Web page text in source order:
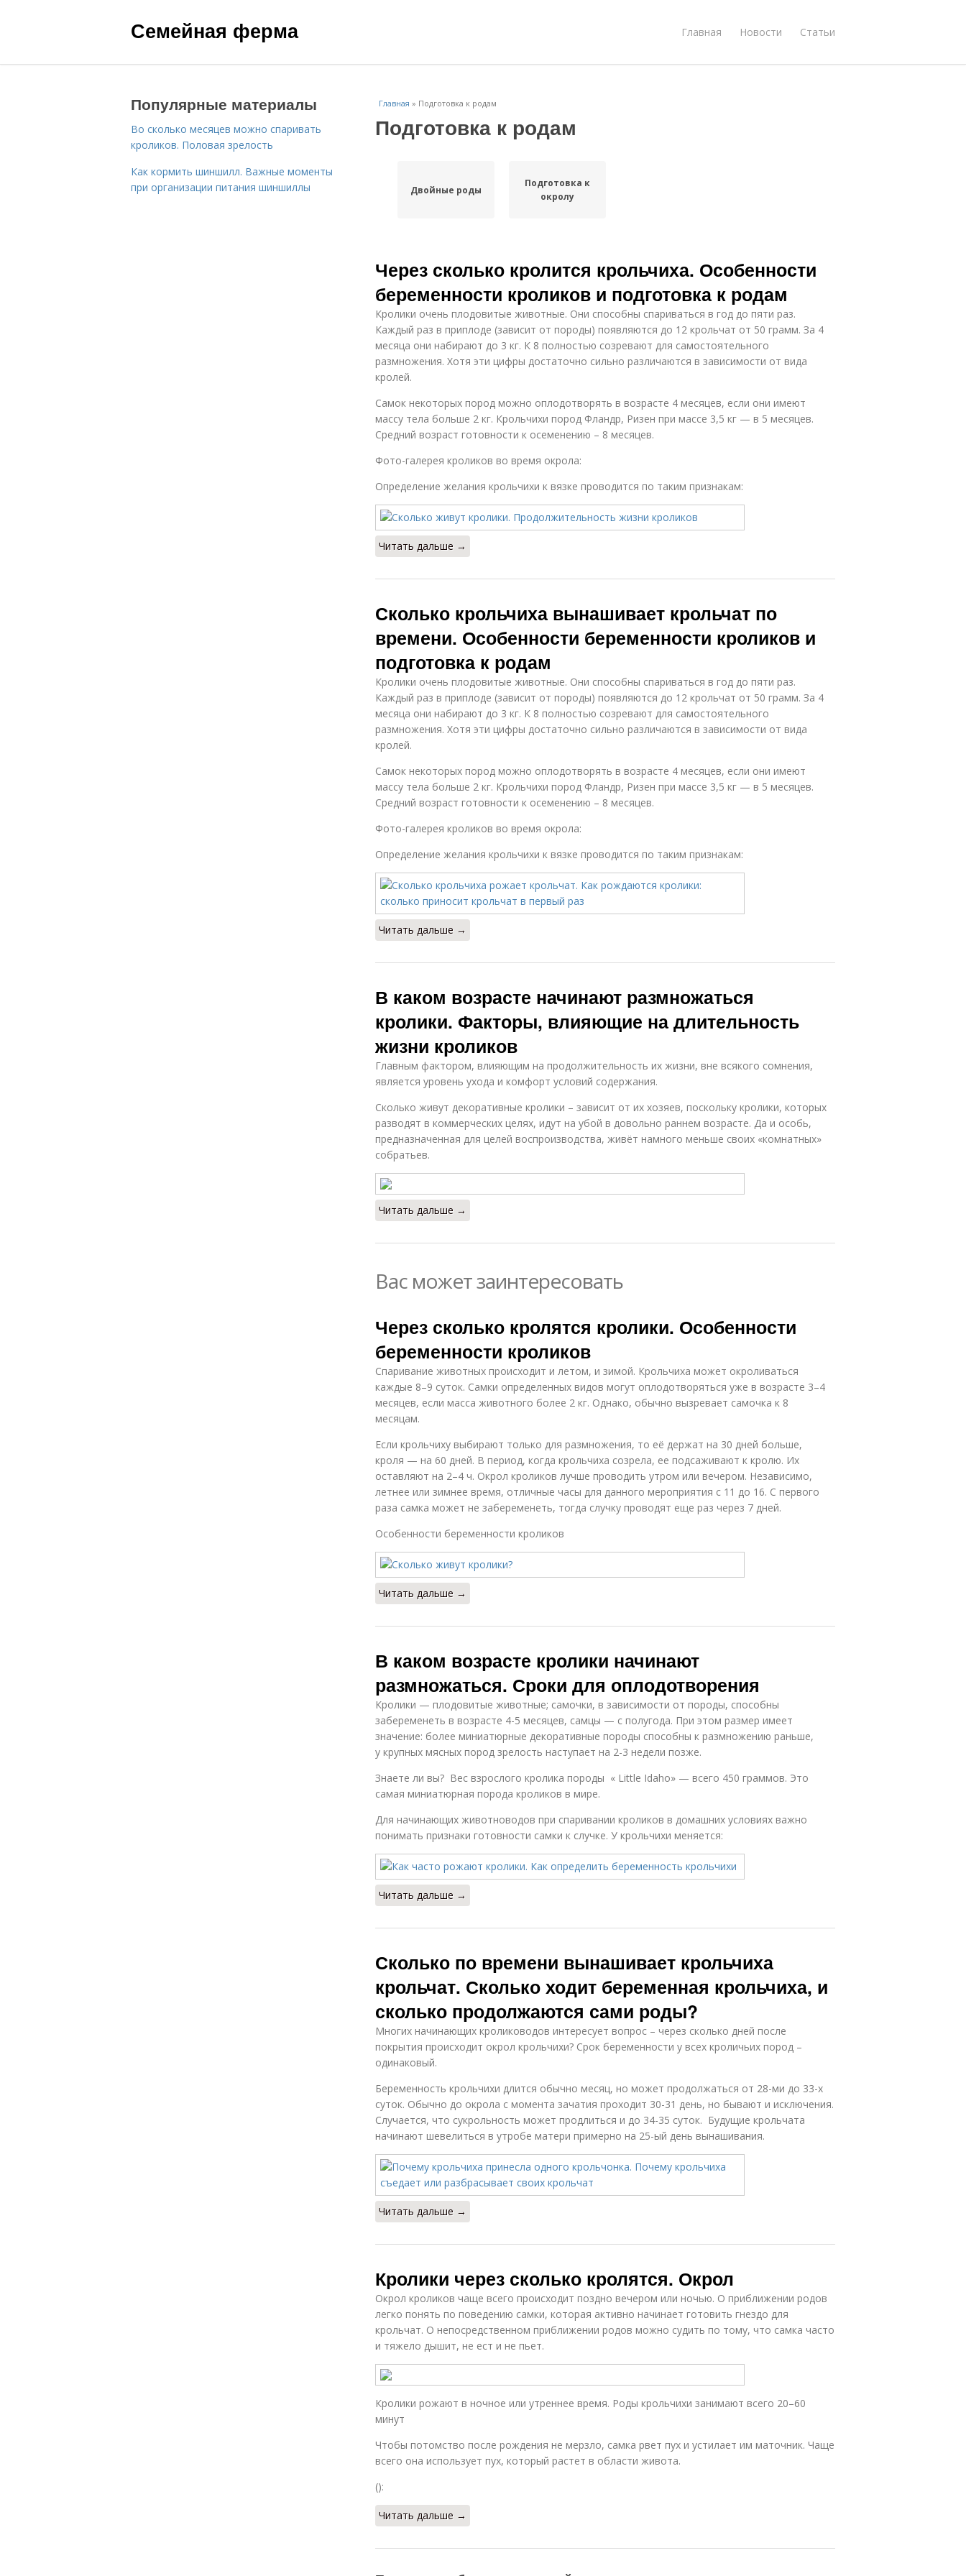
Семейная ферма Главная Новости Статьи
Главная » Подготовка к родам
Подготовка к родам
Двойные роды
Подготовка к
окролу
Через сколько кролится крольчиха. Особенности
беременности кроликов и подготовка к родам
Кролики очень плодовитые животные. Они способны спариваться в год до пяти раз.
Каждый раз в приплоде (зависит от породы) появляются до 12 крольчат от 50 грамм. За 4
месяца они набирают до 3 кг. К 8 полностью созревают для самостоятельного
размножения. Хотя эти цифры достаточно сильно различаются в зависимости от вида
кролей.
Самок некоторых пород можно оплодотворять в возрасте 4 месяцев, если они имеют
массу тела больше 2 кг. Крольчихи пород Фландр, Ризен при массе 3,5 кг — в 5 месяцев.
Средний возраст готовности к осеменению – 8 месяцев.
Фото-галерея кроликов во время окрола:
Определение желания крольчихи к вязке проводится по таким признакам:
Читать дальше →
Сколько крольчиха вынашивает крольчат по
времени. Особенности беременности кроликов и
подготовка к родам
Кролики очень плодовитые животные. Они способны спариваться в год до пяти раз.
Каждый раз в приплоде (зависит от породы) появляются до 12 крольчат от 50 грамм. За 4
месяца они набирают до 3 кг. К 8 полностью созревают для самостоятельного
размножения. Хотя эти цифры достаточно сильно различаются в зависимости от вида
кролей.
Самок некоторых пород можно оплодотворять в возрасте 4 месяцев, если они имеют
массу тела больше 2 кг. Крольчихи пород Фландр, Ризен при массе 3,5 кг — в 5 месяцев.
Средний возраст готовности к осеменению – 8 месяцев.
Фото-галерея кроликов во время окрола:
Определение желания крольчихи к вязке проводится по таким признакам:
Читать дальше →
В каком возрасте начинают размножаться
кролики. Факторы, влияющие на длительность
жизни кроликов
Главным фактором, влияющим на продолжительность их жизни, вне всякого сомнения,
является уровень ухода и комфорт условий содержания.
Сколько живут декоративные кролики – зависит от их хозяев, поскольку кролики, которых
разводят в коммерческих целях, идут на убой в довольно раннем возрасте. Да и особь,
предназначенная для целей воспроизводства, живёт намного меньше своих «комнатных»
собратьев.
Читать дальше →
Вас может заинтересовать
Через сколько кролятся кролики. Особенности
беременности кроликов
Спаривание животных происходит и летом, и зимой. Крольчиха может окроливаться
каждые 8–9 суток. Самки определенных видов могут оплодотворяться уже в возрасте 3–4
месяцев, если масса животного более 2 кг. Однако, обычно вызревает самочка к 8
месяцам.
Если крольчиху выбирают только для размножения, то её держат на 30 дней больше,
кроля — на 60 дней. В период, когда крольчиха созрела, ее подсаживают к кролю. Их
оставляют на 2–4 ч. Окрол кроликов лучше проводить утром или вечером. Независимо,
летнее или зимнее время, отличные часы для данного мероприятия с 11 до 16. С первого
раза самка может не забеременеть, тогда случку проводят еще раз через 7 дней.
Особенности беременности кроликов
Читать дальше →
В каком возрасте кролики начинают
размножаться. Сроки для оплодотворения
Кролики — плодовитые животные; самочки, в зависимости от породы, способны
забеременеть в возрасте 4-5 месяцев, самцы — с полугода. При этом размер имеет
значение: более миниатюрные декоративные породы способны к размножению раньше,
у крупных мясных пород зрелость наступает на 2-3 недели позже.
Знаете ли вы? Вес взрослого кролика породы « Little Idaho» — всего 450 граммов. Это
самая миниатюрная порода кроликов в мире.
Для начинающих животноводов при спаривании кроликов в домашних условиях важно
понимать признаки готовности самки к случке. У крольчихи меняется:
Читать дальше →
Сколько по времени вынашивает крольчиха
крольчат. Сколько ходит беременная крольчиха, и
сколько продолжаются сами роды?
Многих начинающих кролиководов интересует вопрос – через сколько дней после
покрытия происходит окрол крольчихи? Срок беременности у всех кроличьих пород –
одинаковый.
Беременность крольчихи длится обычно месяц, но может продолжаться от 28-ми до 33-х
суток. Обычно до окрола с момента зачатия проходит 30-31 день, но бывают и исключения.
Случается, что сукрольность может продлиться и до 34-35 суток. Будущие крольчата
начинают шевелиться в утробе матери примерно на 25-ый день вынашивания.
Читать дальше →
Кролики через сколько кролятся. Окрол
Окрол кроликов чаще всего происходит поздно вечером или ночью. О приближении родов
легко понять по поведению самки, которая активно начинает готовить гнездо для
крольчат. О непосредственном приближении родов можно судить по тому, что самка часто
и тяжело дышит, не ест и не пьет.
Кролики рожают в ночное или утреннее время. Роды крольчихи занимают всего 20–60
минут
Чтобы потомство после рождения не мерзло, самка рвет пух и устилает им маточник. Чаще
всего она использует пух, который растет в области живота.
():
Читать дальше →
Популярные материалы
Во сколько месяцев можно спаривать
кроликов. Половая зрелость
Как кормить шиншилл. Важные моменты
при организации питания шиншиллы